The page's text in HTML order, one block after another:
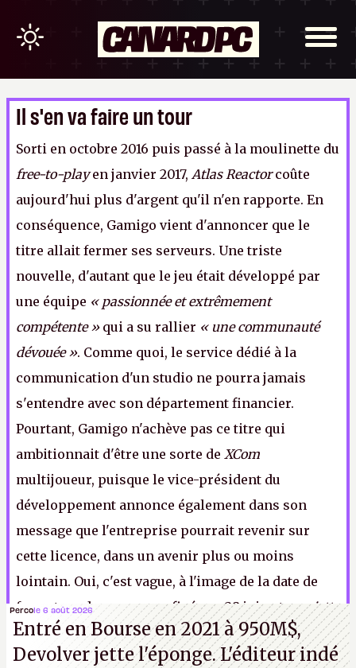
Il s'en va faire un tour
Sorti en octobre 2016 puis passé à la moulinette du
free-to-playen janvier 2017, Atlas Reactorcoûte
aujourd'hui plus d'argent qu'il n'en rapporte. En
conséquence, Gamigo vient d'annoncer que le
titre allait fermer ses serveurs. Une triste
nouvelle, d'autant que le jeu était développé par
une équipe « passionnée et extrêmement
compétente »qui a su rallier « une communauté
dévouée ». Comme quoi, le service dédié à la
communication d'un studio ne pourra jamais
s'entendre avec son département financier.
Pourtant, Gamigo n'achève pas ce titre qui
ambitionnait d'être une sorte de XCom
multijoueur, puisque le vice-président du
développement annonce également dans son
message que l'entreprise pourrait revenir sur
cette licence, dans un avenir plus ou moins
lointain. Oui, c'est vague, à l'image de la date de
fermeture des serveurs, fixée au 28 juin et« sujette
à changement ». Après tout, inutile de continuer à
faire la teuf lorsque tout le monde est parti et que
Percole 6 août 2026
Entré en Bourse en 2021 à 950M$,
Devolver jette l'éponge. L'éditeur indé